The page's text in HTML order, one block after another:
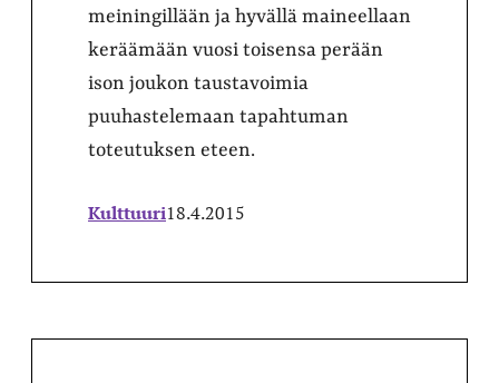
meiningillään ja hyvällä maineellaan
keräämään vuosi toisensa perään
ison joukon taustavoimia
puuhastelemaan tapahtuman
toteutuksen eteen.
Kulttuuri18.4.2015